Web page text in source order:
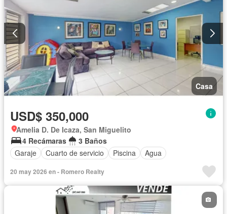
Casa
USD$ 350,000
Amelia D. De Icaza, San Miguelito
4 Recámaras
3 Baños
Garaje
Cuarto de servicio Piscina Agua
20 may 2026 en - Romero Realty